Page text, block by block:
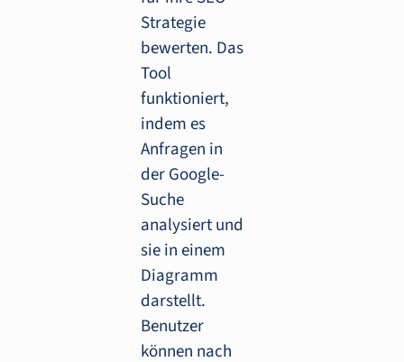
Strategie
bewerten. Das
Tool
funktioniert,
indem es
Anfragen in
der Google-
Suche
analysiert und
sie in einem
Diagramm
darstellt.
Benutzer
können nach